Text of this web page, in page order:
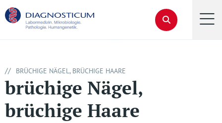
// BRÜCHIGE NÄGEL, BRÜCHIGE HAARE
brüchige Nägel,
brüchige Haare